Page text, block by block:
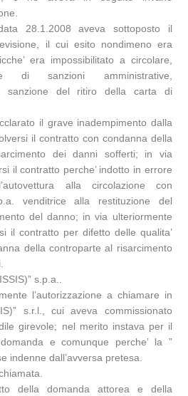
28.1.2008 aveva sottoposto il
il cui esito nondimeno era
era impossibilitato a circolare,
di sanzioni amministrative,
sanzione del ritiro della carta di
il grave inadempimento dalla
il contratto con condanna della
dei danni sofferti; in via
il contratto perche’ indotto in errore
alla circolazione con
venditrice alla restituzione del
del danno; in via ulteriormente
il contratto per difetto delle qualita’
della controparte al risarcimento
s.p.a..
l’autorizzazione a chiamare in
s.r.l., cui aveva commissionato
girevole; nel merito instava per il
e comunque perche’ la ”
indenne dall’avversa pretesa.
della domanda attorea e della